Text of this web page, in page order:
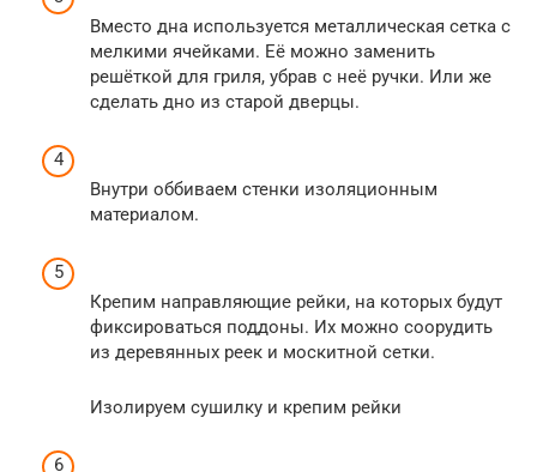
Вместо дна используется металлическая сетка с
мелкими ячейками. Её можно заменить
решёткой для гриля, убрав с неё ручки. Или же
сделать дно из старой дверцы.
Внутри оббиваем стенки изоляционным
материалом.
Крепим направляющие рейки, на которых будут
фиксироваться поддоны. Их можно соорудить
из деревянных реек и москитной сетки.
Изолируем сушилку и крепим рейки